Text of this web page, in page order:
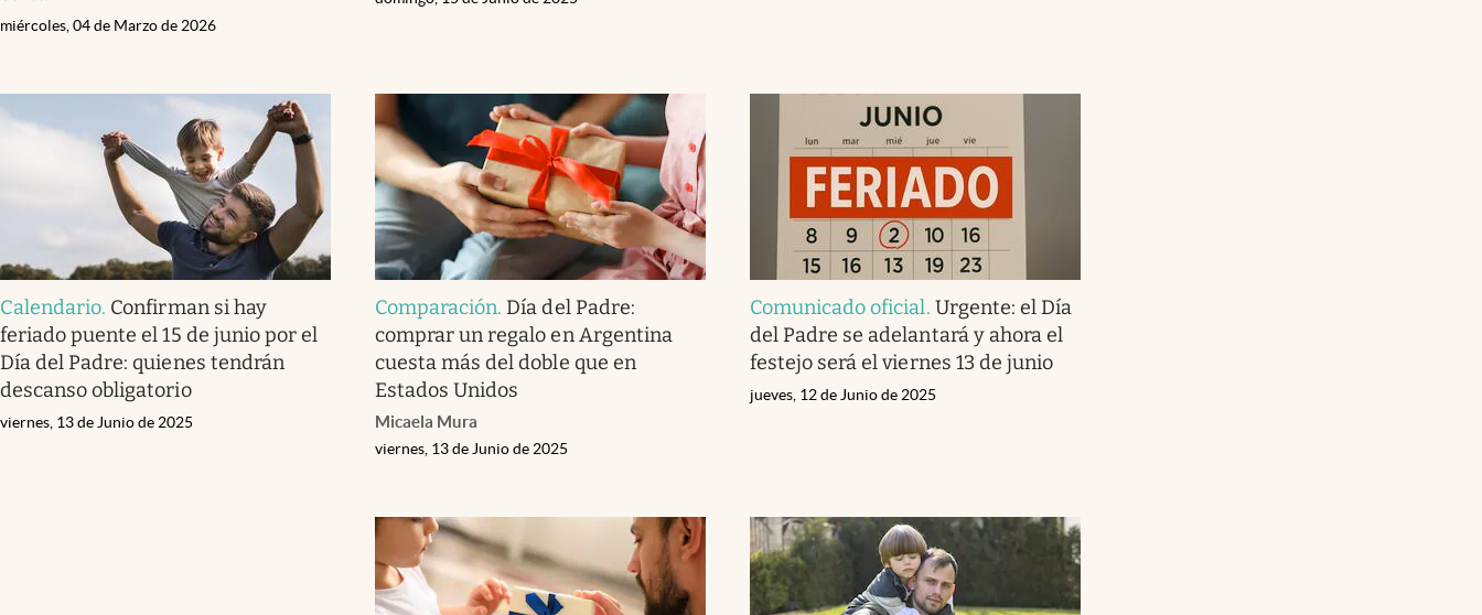
miércoles, 04 de Marzo de 2026
Calendario. Confirman si hay
feriado puente el 15 de junio por el
Día del Padre: quienes tendrán
descanso obligatorio
viernes, 13 de Junio de 2025
Comparación. Día del Padre:
comprar un regalo en Argentina
cuesta más del doble que en
Estados Unidos
Micaela Mura
viernes, 13 de Junio de 2025
Comunicado oficial. Urgente: el Día
del Padre se adelantará y ahora el
festejo será el viernes 13 de junio
jueves, 12 de Junio de 2025